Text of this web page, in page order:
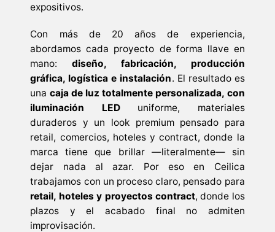
expositivos.
Con más de 20 años de experiencia,
abordamos cada proyecto de forma llave en
mano:diseño, fabricación, producción
gráfica, logística e instalación. El resultado es
una caja de luz totalmente personalizada, con
iluminación LEDuniforme, materiales
duraderos y un look premium pensado para
retail, comercios, hoteles y contract, donde la
marca tiene que brillar —literalmente— sin
dejar nada al azar. Por eso en Ceilica
trabajamos con un proceso claro, pensado para
retail, hoteles y proyectos contract, donde los
plazos y el acabado final no admiten
improvisación.